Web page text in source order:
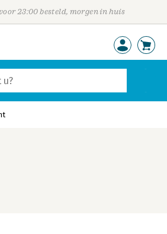
23:00 besteld, morgen in huis